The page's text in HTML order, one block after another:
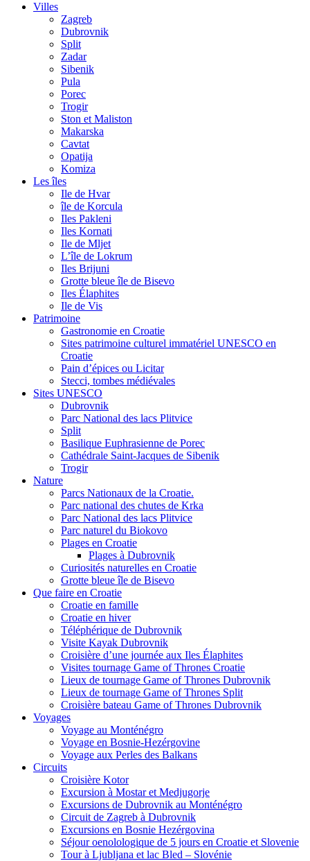
Villes
Zagreb
Dubrovnik
Split
Zadar
Sibenik
Pula
Porec
Trogir
Ston et Maliston
Makarska
Cavtat
Opatija
Komiza
Les îles
Ile de Hvar
île de Korcula
Iles Pakleni
Iles Kornati
Ile de Mljet
L’île de Lokrum
Iles Brijuni
Grotte bleue île de Bisevo
Iles Élaphites
Ile de Vis
Patrimoine
Gastronomie en Croatie
Sites patrimoine culturel immatériel UNESCO en
Croatie
Pain d’épices ou Licitar
Stecci, tombes médiévales
Sites UNESCO
Dubrovnik
Parc National des lacs Plitvice
Split
Basilique Euphrasienne de Porec
Cathédrale Saint-Jacques de Sibenik
Trogir
Nature
Parcs Nationaux de la Croatie.
Parc national des chutes de Krka
Parc National des lacs Plitvice
Parc naturel du Biokovo
Plages en Croatie
Plages à Dubrovnik
Curiosités naturelles en Croatie
Grotte bleue île de Bisevo
Que faire en Croatie
Croatie en famille
Croatie en hiver
Téléphérique de Dubrovnik
Visite Kayak Dubrovnik
Croisière d’une journée aux Iles Élaphites
Visites tournage Game of Thrones Croatie
Lieux de tournage Game of Thrones Dubrovnik
Lieux de tournage Game of Thrones Split
Croisière bateau Game of Thrones Dubrovnik
Voyages
Voyage au Monténégro
Voyage en Bosnie-Hezérgovine
Voyage aux Perles des Balkans
Circuits
Croisière Kotor
Excursion à Mostar et Medjugorje
Excursions de Dubrovnik au Monténégro
Circuit de Zagreb à Dubrovnik
Excursions en Bosnie Hezérgovina
Séjour oenolologique de 5 jours en Croatie et Slovenie
Tour à Ljubljana et lac Bled – Slovénie